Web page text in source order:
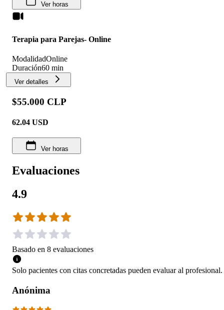
Ver horas
Terapia para Parejas- Online
ModalidadOnline
Duración60 min
Ver detalles
$55.000 CLP
62.04 USD
Ver horas
Evaluaciones
4.9
Basado en 8 evaluaciones
Solo pacientes con citas concretadas pueden evaluar al profesional.
Anónima